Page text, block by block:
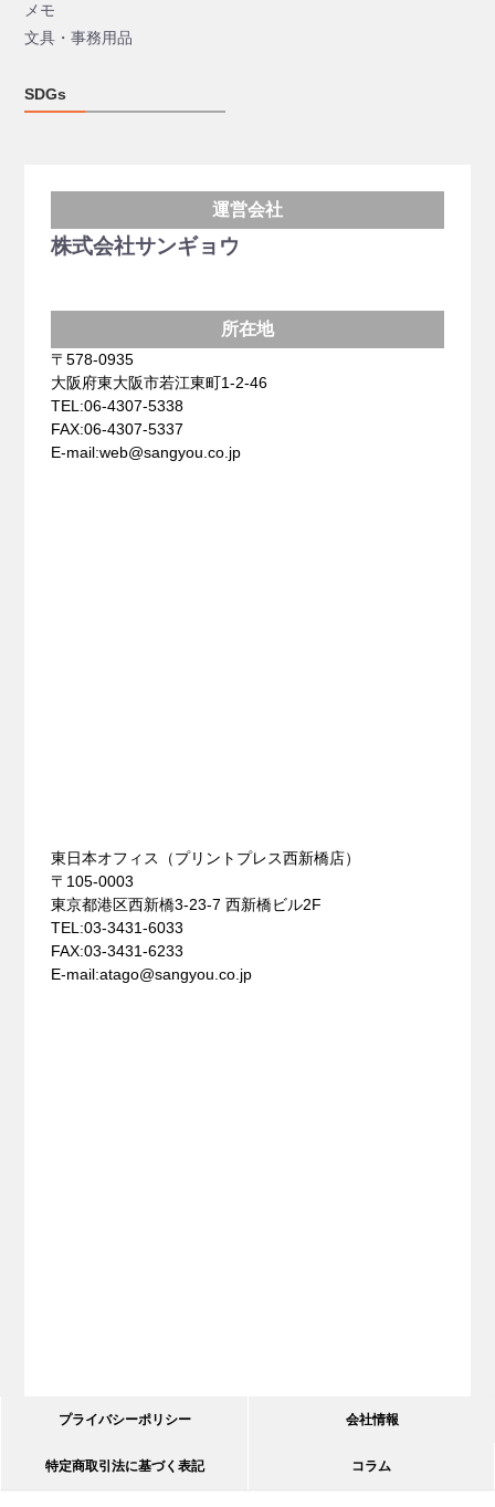
メモ
文具・事務用品
SDGs
運営会社
株式会社サンギョウ
所在地
〒578-0935
大阪府東大阪市若江東町1-2-46
TEL:06-4307-5338
FAX:06-4307-5337
E-mail:web@sangyou.co.jp
東日本オフィス（プリントプレス⻄新橋店）
〒105-0003
東京都港区西新橋3-23-7 西新橋ビル2F
TEL:03-3431-6033
FAX:03-3431-6233
E-mail:atago@sangyou.co.jp
プライバシーポリシー 会社情報
特定商取引法に基づく表記 コラム